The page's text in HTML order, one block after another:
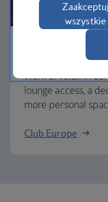
Work or relax in
lounge access, a
more personal
Club Europe
Zaakceptuj
wszystkie